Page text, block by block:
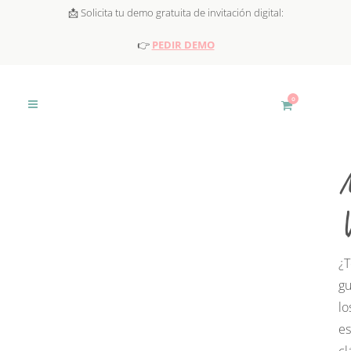
📩 Solicita tu demo gratuita de invitación digital:
👉 PEDIR DEMO
0